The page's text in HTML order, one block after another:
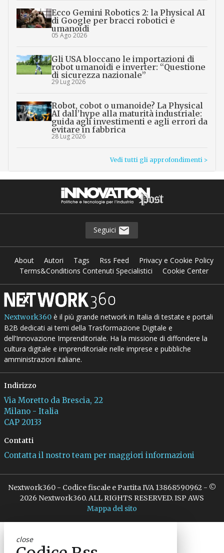
Ecco Gemini Robotics 2: la Physical AI
di Google per bracci robotici e
umanoidi
05 Ago 2026
Gli USA bloccano le importazioni di
robot umanoidi e inverter: “Questione
di sicurezza nazionale”
29 Lug 2026
Robot, cobot o umanoide? La Physical
AI dall’hype alla maturità industriale:
guida agli investimenti e agli errori da
evitare in fabbrica
28 Lug 2026
Vedi tutti gli approfondimenti >
Seguici
About Autori Tags Rss Feed
Privacy e Cookie Policy
Terms&Conditions Contenuti Specialistici
Cookie Center
Nextwork360è il più grande network in Italia di testate e portali
B2B dedicati ai temi della Trasformazione Digitale e
dell’Innovazione Imprenditoriale. Ha la missione di diffondere la
cultura digitale e imprenditoriale nelle imprese e pubbliche
amministrazioni italiane.
Indirizzo
Via Moretto da Brescia, 22
Milano - Italia
CAP 20133
Contatti
Contatta il nostro team per maggiori informazioni
Nextwork360 - Codice fiscale e Partita IVA 13868590962 - ©
2026 Nextwork360. ALL RIGHTS RESERVED. ISP AWS
Mappa del sito
close